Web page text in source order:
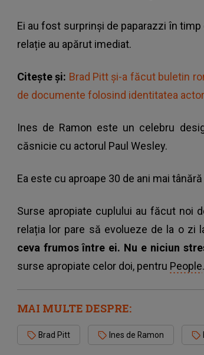
Ei au fost surprinși de paparazzi în
relație au apărut imediat.
Citește și: Brad Pitt și-a făcut buletin
de documente folosind identitatea
Ines de Ramon este un celebru
căsnicie cu actorul Paul Wesley.
Ea este cu aproape 30 de ani mai
Surse apropiate cuplului au făcut noi
relația lor pare să evolueze de la o zi
ceva frumos între ei. Nu e niciun
surse apropiate celor doi, pentru People.
MAI MULTE DESPRE:
Brad Pitt Ines de Ramon